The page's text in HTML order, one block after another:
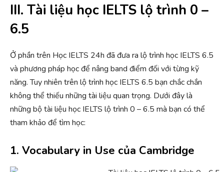
III. Tài liệu học IELTS lộ trình 0 –
6.5
Ở phần trên Học IELTS 24h đã đưa ra lộ trình học IELTS 6.5
và phương pháp học để nâng band điểm đối với từng kỹ
năng. Tuy nhiên trên lộ trình học IELTS 6.5 bạn chắc chắn
không thể thiếu những tài liệu quan trọng. Dưới đây là
những bộ tài liệu học IELTS lộ trình 0 – 6.5 mà bạn có thể
tham khảo để tìm học:
1. Vocabulary in Use của Cambridge